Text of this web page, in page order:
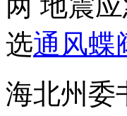
两 地震
选通风蝶
海北州委